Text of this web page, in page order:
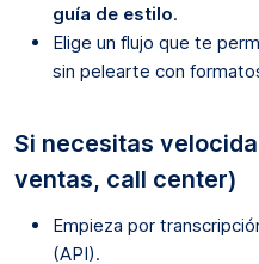
guía de estilo.
Elige un flujo que te
sin pelearte con
Si necesitas
ventas, call center)
Empieza por
(API).